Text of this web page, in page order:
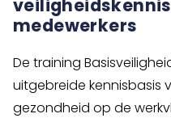
medewerkers
De training
uitgebreide kennisbasis
gezondheid op de